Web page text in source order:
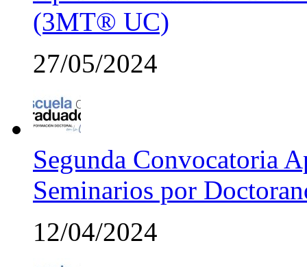
(3MT® UC)
27/05/2024
Segunda Convocatoria
Seminarios por
12/04/2024